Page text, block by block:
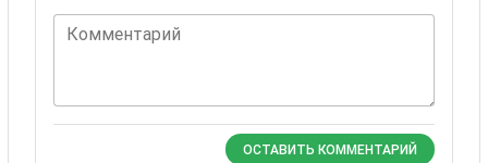
Комментарий
ОСТАВИТЬ КОММЕНТАРИЙ